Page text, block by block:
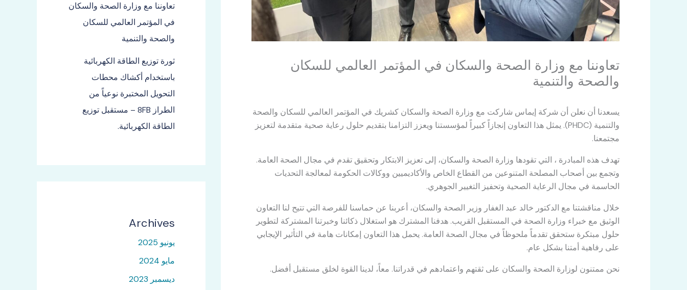
تعاوننا مع وزارة الصحة والسكان في المؤتمر العالمي للسكان
والصحة والتنمية
يسعدنا أن نعلن أن شركة إيماس شاركت مع وزارة الصحة والسكان كشريك في المؤتمر العالمي للسكان والصحة
والتنمية (PHDC). يمثل هذا التعاون إنجازاً كبيراً لمؤسستنا ويعزز التزامنا بتقديم حلول رعاية صحية متقدمة لتعزيز
مجتمعنا.
تهدف هذه المبادرة ، التي تقودها وزارة الصحة والسكان، إلى تعزيز الابتكار وتحقيق تقدم في مجال الصحة العامة.
وتجمع بين أصحاب المصلحة المتنوعين من القطاع الخاص والأكاديميين ووكالات الحكومة لمعالجة التحديات
الحاسمة في مجال الرعاية الصحية وتحفيز التغيير الجوهري.
خلال مناقشتنا مع الدكتور خالد عبد الغفار وزير الصحة والسكان، أعربنا عن حماسنا للفرصة التي تتيح لنا التعاون
الوثيق مع خبراء وزارة الصحة في المستقبل القريب. هدفنا المشترك هو استغلال ذكائنا وخبرتنا المشتركة لتطوير
حلول مبتكرة ستحقق تقدماً ملحوظاً في مجال الصحة العامة. يحمل هذا التعاون إمكانات هامة في التأثير الإيجابي
على رفاهية أمتنا بشكل عام.
نحن ممتنون لوزارة الصحة والسكان على ثقتهم واعتمادهم في قدراتنا. معاً، لدينا القوة لخلق مستقبل أفضل.
تعاوننا مع وزارة الصحة والسكان
في المؤتمر العالمي للسكان
والصحة والتنمية
ثورة توزيع الطاقة الكهربائية
باستخدام أكشاك محطات
التحويل المختبرة نوعياً من
الطراز 8FB – مستقبل توزيع
الطاقة الكهربائية.
Archives
يونيو 2025
مايو 2024
ديسمبر 2023